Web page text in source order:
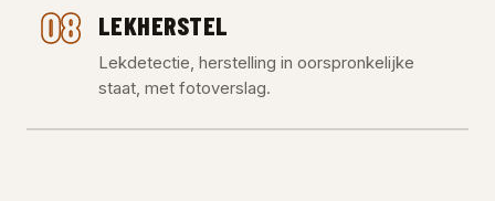
08 LEKHERSTEL
Lekdetectie, herstelling in oorspronkelijke
staat, met fotoverslag.